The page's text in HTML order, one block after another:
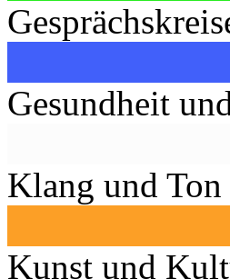
Gesundheit
Klang und Ton
Kunst und